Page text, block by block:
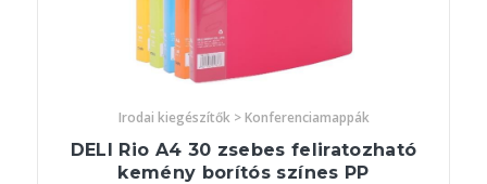
Irodai kiegészítők > Konferenciamappák
DELI Rio A4 30 zsebes feliratozható
kemény borítós színes PP